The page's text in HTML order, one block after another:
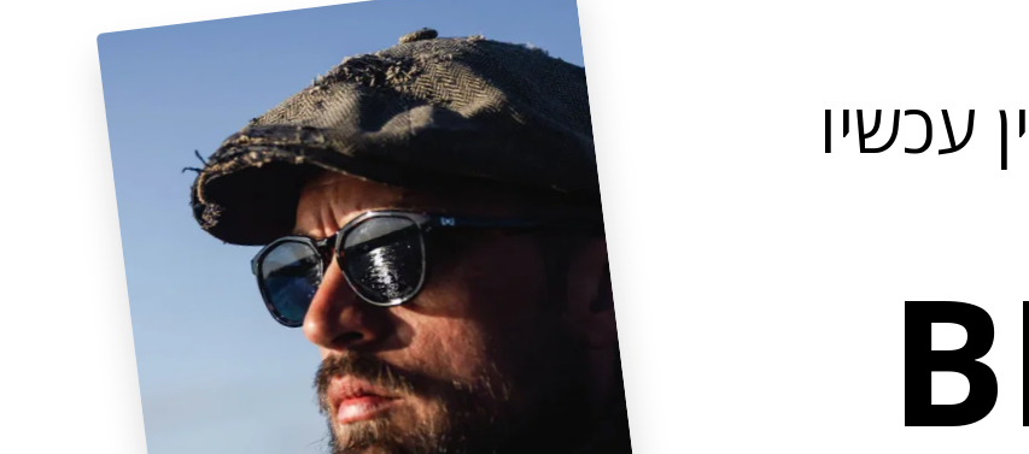
עכשיו